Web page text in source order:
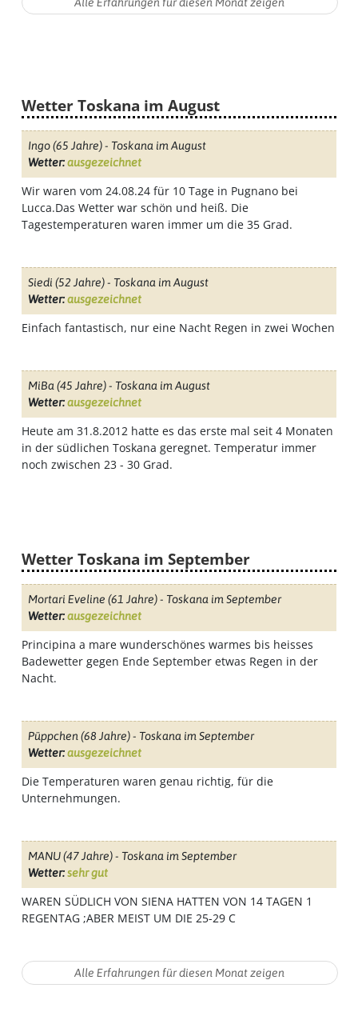
Wetter Toskana im August
Ingo(65 Jahre) - Toskana im August
Wetter:ausgezeichnet
Wir waren vom 24.08.24 für 10 Tage in Pugnano bei
Lucca.Das Wetter war schön und heiß. Die
Tagestemperaturen waren immer um die 35 Grad.
Siedi (52 Jahre) - Toskana im August
Wetter:ausgezeichnet
Einfach fantastisch, nur eine Nacht Regen in zwei Wochen
MiBa (45 Jahre) - Toskana im August
Wetter:ausgezeichnet
Heute am 31.8.2012 hatte es das erste mal seit 4 Monaten
in der südlichen Toskana geregnet. Temperatur immer
noch zwischen 23 - 30 Grad.
Wetter Toskana im September
Mortari Eveline (61 Jahre) - Toskana im September
Wetter:ausgezeichnet
Principina a mare wunderschönes warmes bis heisses
Badewetter gegen Ende September etwas Regen in der
Nacht.
Püppchen(68 Jahre) - Toskana im September
Wetter:ausgezeichnet
Die Temperaturen waren genau richtig, für die
Unternehmungen.
MANU(47 Jahre) - Toskana im September
Wetter:sehr gut
WAREN SÜDLICH VON SIENA HATTEN VON 14 TAGEN 1
REGENTAG ;ABER MEIST UM DIE 25-29 C